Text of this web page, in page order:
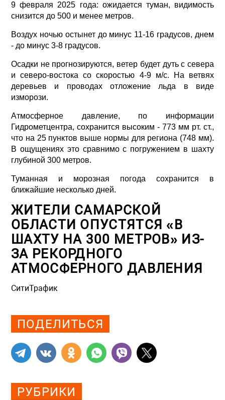
9 февраля 2025 года: ожидается туман, видимость
снизится до 500 и менее метров.
Воздух ночью остынет до минус 11-16 градусов, днем
- до минус 3-8 градусов.
Осадки не прогнозируются, ветер будет дуть с севера
и северо-востока со скоростью 4-9 м/с. На ветвях
деревьев и проводах отложение льда в виде
изморози.
Атмосферное давление, по информации
Гидрометцентра, сохранится высоким - 773 мм рт. ст.,
что на 25 пунктов выше нормы для региона (748 мм).
В ощущениях это сравнимо с погружением в шахту
глубиной 300 метров.
Туманная и морозная погода сохранится в
ближайшие несколько дней.
ЖИТЕЛИ САМАРСКОЙ
ОБЛАСТИ ОПУСТЯТСЯ «В
ШАХТУ НА 300 МЕТРОВ» ИЗ-
ЗА РЕКОРДНОГО
АТМОСФЕРНОГО ДАВЛЕНИЯ
СитиТрафик
ПОДЕЛИТЬСЯ
РУБРИКИ